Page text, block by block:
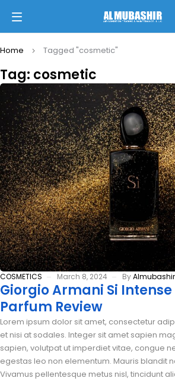
Tag: cosmetic
Home Tagged "cosmetic"
COSMETICS March 8, 2024 ByAlmubashir
Giorgio Armani Si Intense
Parfum Review
Lorem ipsum dolor sit amet, consectetur
et nisi at sodales. Integer sit amet sapien
sapien, volutpat ut imperdiet vitae, congue
egestas leo non elementum. Mauris blandit
Vivamus pellentesque metus nisl, tincidunt